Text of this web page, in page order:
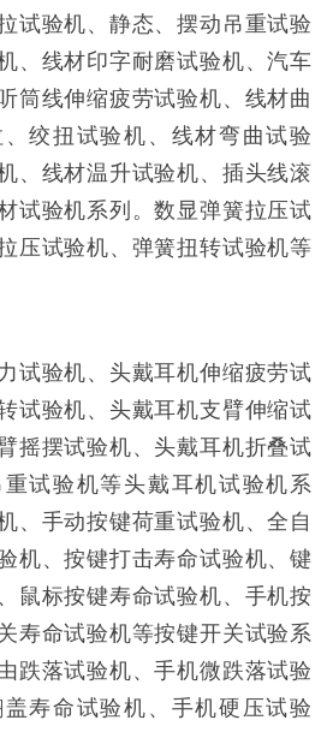
试验机、静态、摆动吊重试验
、线材印字耐磨试验机、汽车
筒线伸缩疲劳试验机、线材曲
绞扭试验机、线材弯曲试验
、线材温升试验机、插头线滚
试验机系列。数显弹簧拉压试
压试验机、弹簧扭转试验机等
验机、头戴耳机伸缩疲劳试
试验机、头戴耳机支臂伸缩试
摇摆试验机、头戴耳机折叠试
试验机等头戴耳机试验机系
、手动按键荷重试验机、全自
机、按键打击寿命试验机、键
鼠标按键寿命试验机、手机按
寿命试验机等按键开关试验系
跌落试验机、手机微跌落试验
寿命试验机、手机硬压试验